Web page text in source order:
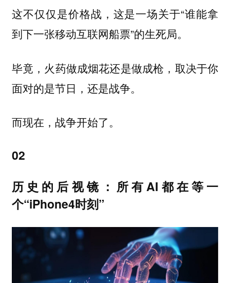
这不仅仅是价格战，这是一场关于“谁能拿
到下一张移动互联网船票”的生死局。
毕竟，火药做成烟花还是做成枪，取决于你
面对的是节日，还是战争。
而现在，战争开始了。
02
历史的后视镜：所有AI都在等一
个“iPhone4时刻”